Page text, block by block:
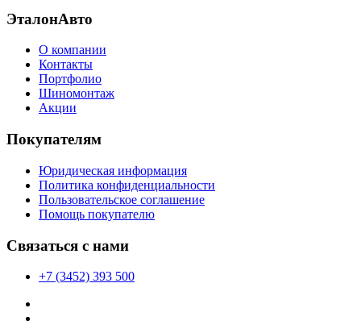
ЭталонАвто
О компании
Контакты
Портфолио
Шиномонтаж
Акции
Покупателям
Юридическая информация
Политика конфиденциальности
Пользовательское соглашение
Помощь покупателю
Связаться с нами
+7 (3452) 393 500